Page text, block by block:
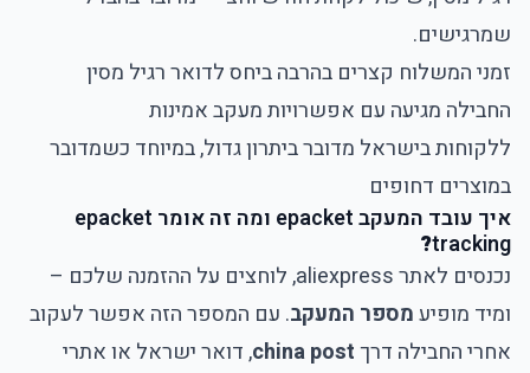
שמרגישים.
זמני המשלוח קצרים בהרבה ביחס לדואר רגיל מסין
החבילה מגיעה עם אפשרויות מעקב אמינות
ללקוחות בישראל מדובר ביתרון גדול, במיוחד כשמדובר
במוצרים דחופים
איך עובד המעקב epacket ומה זה אומר epacket
tracking
?
נכנסים לאתר aliexpress, לוחצים על ההזמנה שלכם –
ומיד מופיעמספר המעקב. עם המספר הזה אפשר לעקוב
אחרי החבילה דרךchina post, דואר ישראל או אתרי